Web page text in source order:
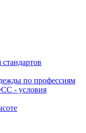
по профессиям
- условия